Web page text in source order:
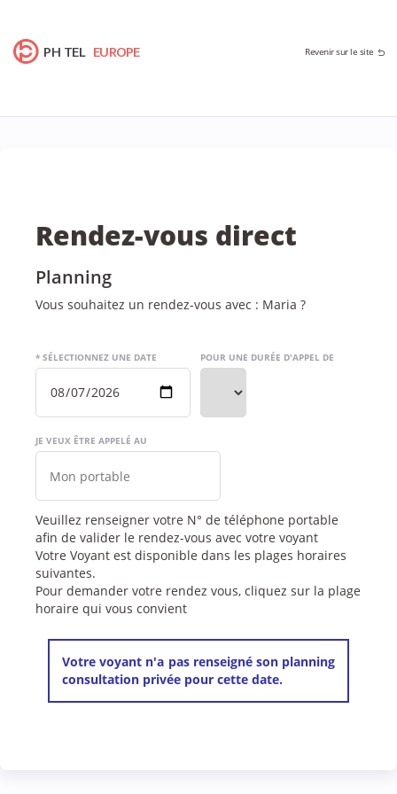
PH TEL EUROPE Revenir sur le site
Rendez-vous direct
Planning
Vous souhaitez un rendez-vous avec : Maria ?
* SÉLECTIONNEZ UNE DATE POUR UNE DURÉE D'APPEL DE
JE VEUX ÊTRE APPELÉ AU
Veuillez renseigner votre N° de téléphone portable
afin de valider le rendez-vous avec votre voyant
Votre Voyant est disponible dans les plages horaires
suivantes.
Pour demander votre rendez vous, cliquez sur la plage
horaire qui vous convient
Votre voyant n'a pas renseigné son planning
consultation privée pour cette date.